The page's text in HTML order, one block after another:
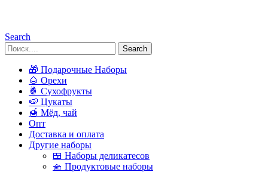
Search
Search
🎁 Подарочные Наборы
🌰 Орехи
🍍 Сухофрукты
🍉 Цукаты
🍯 Мёд, чай
Опт
Доставка и оплата
Другие наборы
🍱 Наборы деликатесов
🧺 Продуктовые наборы